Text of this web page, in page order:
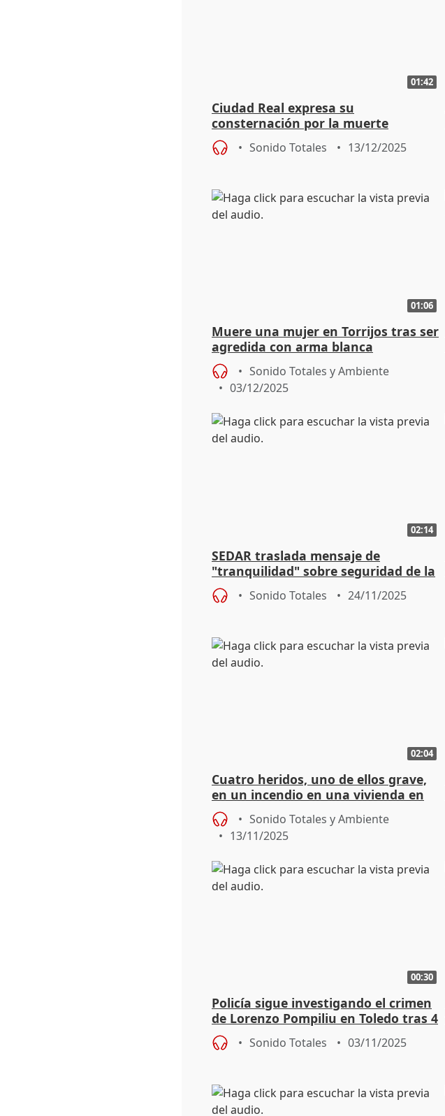
01:42
Ciudad Real expresa su
consternación por la muerte
violenta de un bebé de seis meses
Sonido Totales 13/12/2025
01:06
Muere una mujer en Torrijos tras ser
agredida con arma blanca
Sonido Totales y Ambiente
03/12/2025
02:14
SEDAR traslada mensaje de
"tranquilidad" sobre seguridad de la
anestesia y la sedación
Sonido Totales 24/11/2025
02:04
Cuatro heridos, uno de ellos grave,
en un incendio en una vivienda en
Barakaldo (Bizkaia)
Sonido Totales y Ambiente
13/11/2025
00:30
Policía sigue investigando el crimen
de Lorenzo Pompiliu en Toledo tras 4
años
Sonido Totales 03/11/2025